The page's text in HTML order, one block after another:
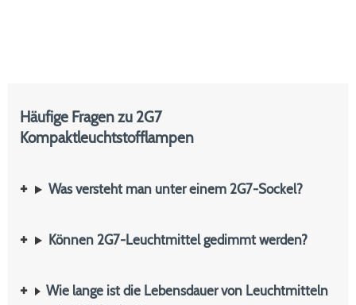
Häufige Fragen zu 2G7
Kompaktleuchtstofflampen
Was versteht man unter einem 2G7-Sockel?
Können 2G7-Leuchtmittel gedimmt werden?
Wie lange ist die Lebensdauer von Leuchtmitteln